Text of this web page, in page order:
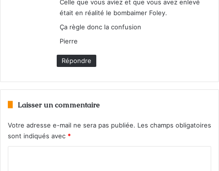
Celle que vous aviez et que vous avez enlevé
était en réalité le bombaimer Foley.
Ça règle donc la confusion
Pierre
Répondre
Laisser un commentaire
Votre adresse e-mail ne sera pas publiée. Les champs obligatoires
sont indiqués avec *